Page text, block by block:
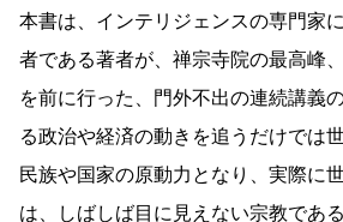
本書は、インテリジェンスの専門家
者である著者が、禅宗寺院の最高峰
を前に行った、門外不出の連続講義
る政治や経済の動きを追うだけでは
民族や国家の原動力となり、実際に
は、しばしば目に見えない宗教であ